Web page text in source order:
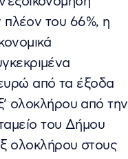
του 66%, η
από τα έξοδα
ολοκλήρου από την
του Δήμου
ολοκλήρου στους